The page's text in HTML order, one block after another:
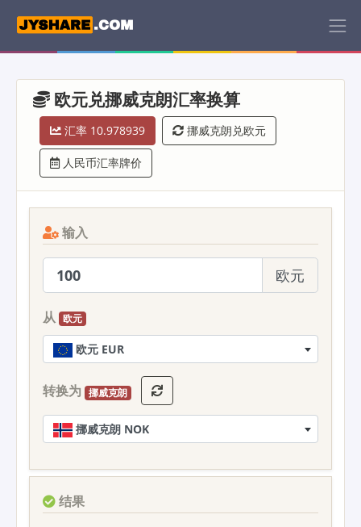
欧元兑挪威克朗汇率换算
汇率 10.978939 挪威克朗兑欧元
人民币汇率牌价
输入
欧元
从 欧元
欧元 EUR
转换为 挪威克朗
挪威克朗 NOK
结果